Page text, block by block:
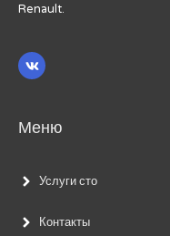
Renault.
Меню
Услуги сто
Контакты